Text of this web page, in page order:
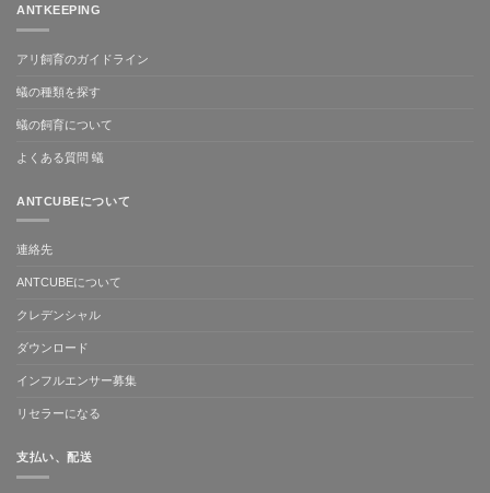
ANTKEEPING
アリ飼育のガイドライン
蟻の種類を探す
蟻の飼育について
よくある質問 蟻
ANTCUBEについて
連絡先
ANTCUBEについて
クレデンシャル
ダウンロード
インフルエンサー募集
リセラーになる
支払い、配送